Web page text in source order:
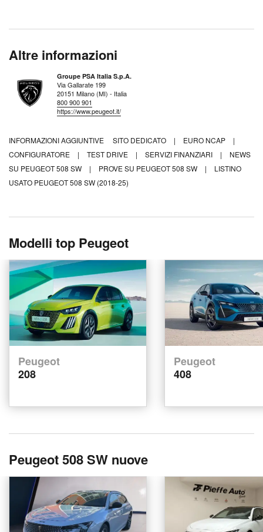
Altre informazioni
Groupe PSA Italia S.p.A.
Via Gallarate 199
20151 Milano (MI) - Italia
800 900 901
https://www.peugeot.it/
INFORMAZIONI AGGIUNTIVE SITO DEDICATO | EURO NCAP
|
CONFIGURATORE
| TEST DRIVE | SERVIZI FINANZIARI |
NEWS
SU PEUGEOT 508 SW
| PROVE SU PEUGEOT 508 SW |
LISTINO
USATO PEUGEOT 508 SW (2018-25)
Modelli top Peugeot
Peugeot
208
Peugeot
408
Peugeot 508 SW nuove